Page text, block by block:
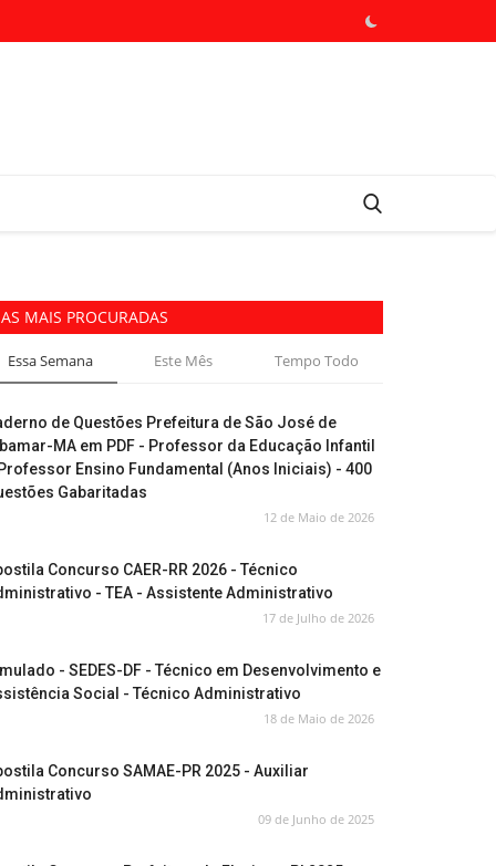
AS MAIS PROCURADAS
Essa Semana Este Mês Tempo Todo
de Questões Prefeitura de São José de
MA em PDF - Professor da Educação Infantil
Ensino Fundamental (Anos Iniciais) - 400
Gabaritadas
12 de Maio de 2026
Concurso CAER-RR 2026 - Técnico
- TEA - Assistente Administrativo
17 de Julho de 2026
- SEDES-DF - Técnico em Desenvolvimento e
Social - Técnico Administrativo
18 de Maio de 2026
Concurso SAMAE-PR 2025 - Auxiliar
09 de Junho de 2025